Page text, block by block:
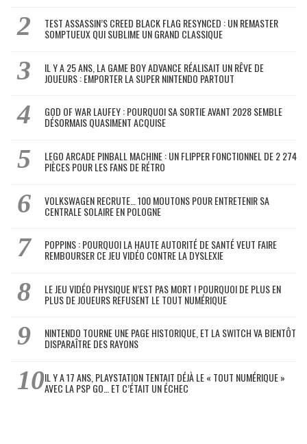
TEST ASSASSIN’S CREED BLACK FLAG RESYNCED : UN REMASTER
SOMPTUEUX QUI SUBLIME UN GRAND CLASSIQUE
IL Y A 25 ANS, LA GAME BOY ADVANCE RÉALISAIT UN RÊVE DE
JOUEURS : EMPORTER LA SUPER NINTENDO PARTOUT
GOD OF WAR LAUFEY : POURQUOI SA SORTIE AVANT 2028 SEMBLE
DÉSORMAIS QUASIMENT ACQUISE
LEGO ARCADE PINBALL MACHINE : UN FLIPPER FONCTIONNEL DE 2 274
PIÈCES POUR LES FANS DE RÉTRO
VOLKSWAGEN RECRUTE… 100 MOUTONS POUR ENTRETENIR SA
CENTRALE SOLAIRE EN POLOGNE
POPPINS : POURQUOI LA HAUTE AUTORITÉ DE SANTÉ VEUT FAIRE
REMBOURSER CE JEU VIDÉO CONTRE LA DYSLEXIE
LE JEU VIDÉO PHYSIQUE N’EST PAS MORT ! POURQUOI DE PLUS EN
PLUS DE JOUEURS REFUSENT LE TOUT NUMÉRIQUE
NINTENDO TOURNE UNE PAGE HISTORIQUE, ET LA SWITCH VA BIENTÔT
DISPARAÎTRE DES RAYONS
IL Y A 17 ANS, PLAYSTATION TENTAIT DÉJÀ LE « TOUT NUMÉRIQUE »
AVEC LA PSP GO… ET C’ÉTAIT UN ÉCHEC